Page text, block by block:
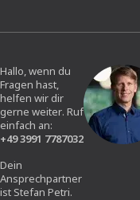
Hallo, wenn du
Fragen hast,
helfen wir dir
gerne weiter. Ruf
einfach an:
+49 3991 7787032
Dein
Ansprechpartner
ist Stefan Petri.